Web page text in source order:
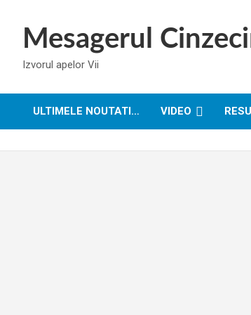
contentMesagerul
Izvorul apelor Vii
ULTIMELE NOUTATI… VIDEO